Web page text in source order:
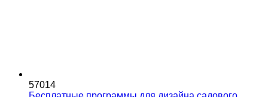
57014